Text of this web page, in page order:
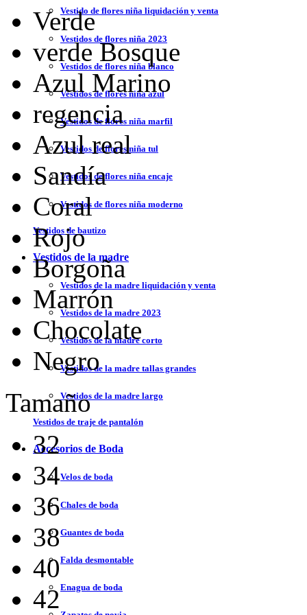
Vestido de flores niña liquidación y venta
Vestidos de flores niña 2023
Vestidos de flores niña blanco
Vestidos de flores niña azul
Vestidos de flores niña marfil
Vestidos de flores niña tul
Vestidos de flores niña encaje
Vestidos de flores niña moderno
Vestidos de bautizo
Vestidos de la madre
Vestidos de la madre liquidación y venta
Vestidos de la madre 2023
Vestidos de la madre corto
Vestidos de la madre tallas grandes
Vestidos de la madre largo
Vestidos de traje de pantalón
Accesorios de Boda
Velos de boda
Chales de boda
Guantes de boda
Falda desmontable
Enagua de boda
Verde
verde Bosque
Azul Marino
regencia
Azul real
Sandía
Coral
Rojo
Borgoña
Marrón
Chocolate
Negro
Tamaño
32
34
36
38
40
42